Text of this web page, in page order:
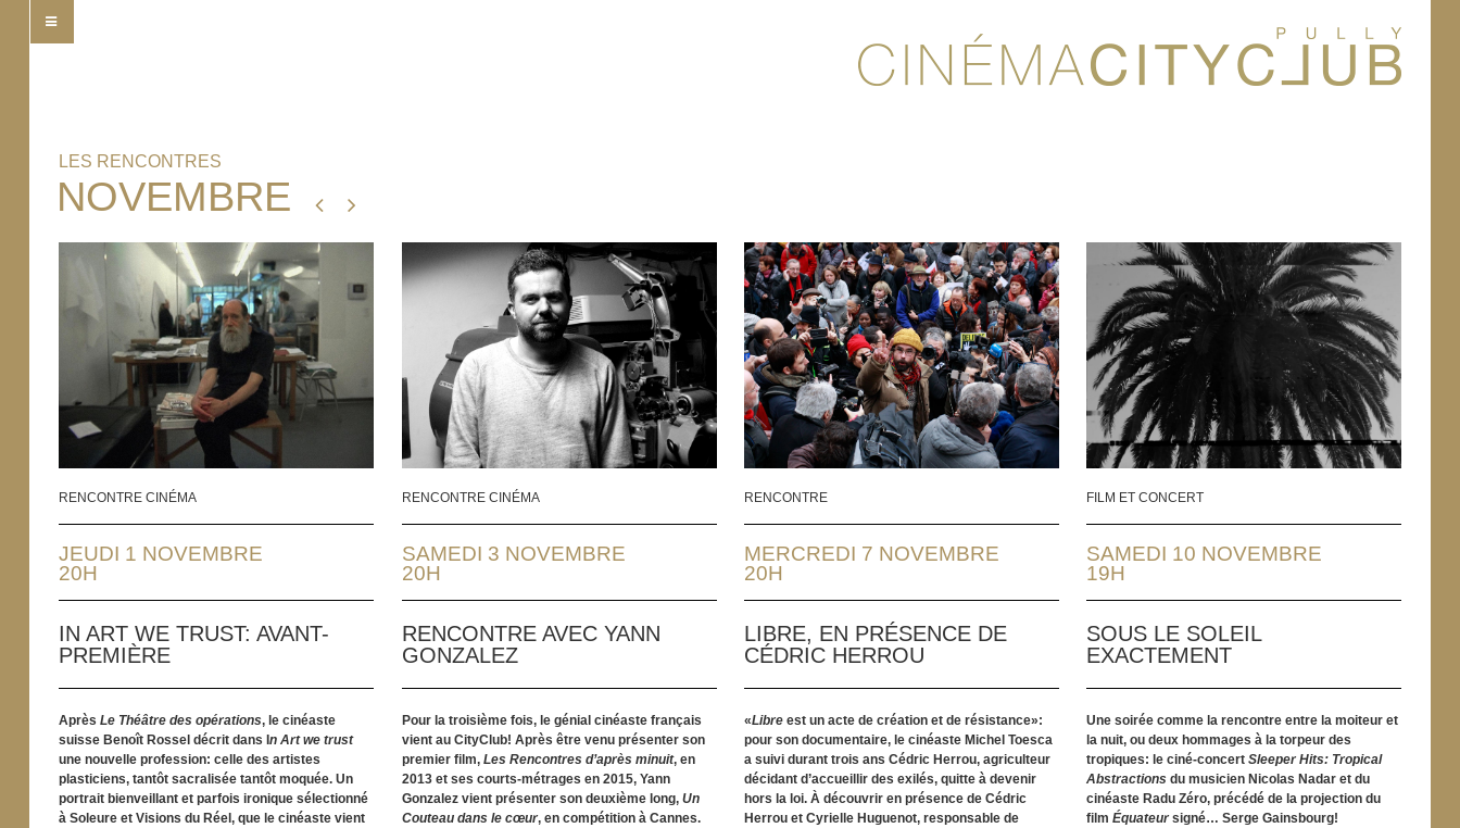
NOVEMBRE
RENCONTRE CINÉMA
JEUDI 1 NOVEMBRE
20H
IN ART WE TRUST: AVANT-
PREMIÈRE
AprèsLe Théâtre des opérations, le cinéaste
suisse Benoît Rossel décrit dans In Art we trust
une nouvelle profession: celle des artistes
plasticiens, tantôt sacralisée tantôt moquée. Un
portrait bienveillant et parfois ironique sélectionné
à Soleure et Visions du Réel, que le cinéaste vient
RENCONTRE CINÉMA
SAMEDI 3 NOVEMBRE
20H
RENCONTRE AVEC YANN
GONZALEZ
Pour la troisième fois, le génial cinéaste français
vient au CityClub! Après être venu présenter son
premier film, Les Rencontres d’après minuit, en
2013 et ses courts-métrages en 2015, Yann
Gonzalez vient présenter son deuxième long, Un
Couteau dans le cœur, en compétition à Cannes.
RENCONTRE
MERCREDI 7 NOVEMBRE
20H
LIBRE, EN PRÉSENCE DE
CÉDRIC HERROU
«Libreest un acte de création et de résistance»:
pour son documentaire, le cinéaste Michel Toesca
a suivi durant trois ans Cédric Herrou, agriculteur
décidant d’accueillir des exilés, quitte à devenir
hors la loi. À découvrir en présence de Cédric
Herrou et Cyrielle Huguenot, responsable de
FILM ET CONCERT
SAMEDI 10 NOVEMBRE
19H
SOUS LE SOLEIL
EXACTEMENT
Une soirée comme la rencontre entre la moiteur et
la nuit, ou deux hommages à la torpeur des
tropiques: le ciné-concertSleeper Hits: Tropical
Abstractions du musicien Nicolas Nadar et du
cinéaste Radu Zéro, précédé de la projection du
filmÉquateursigné… Serge Gainsbourg!
LES RENCONTRES